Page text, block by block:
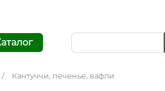
/ Кантуччи, печенье, вафли